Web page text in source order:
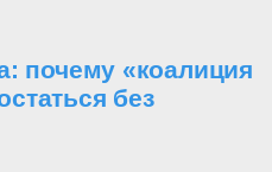
почему «коалиция
без